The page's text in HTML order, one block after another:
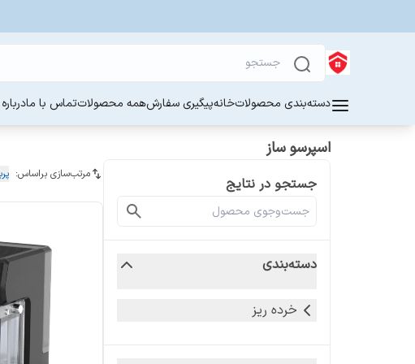
دسته‌بندی محصولاتخانهپیگیری سفارشهمه محصولاتتماس با ما
اسپرسو ساز
جستجو در نتایج
دسته‌بندی
خرده ریز
مرتب‌سازی براساس: